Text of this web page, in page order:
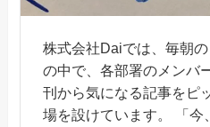
株式会社Daiでは、毎朝の
の中で、各部署のメンバ
刊から気になる記事をピ
場を設けています。 「今